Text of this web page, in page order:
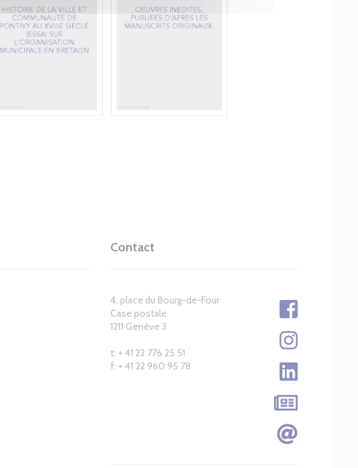
Contact
4, place du Bourg-de-Four
Case postale
1211 Genève 3
t: + 41 22 776 25 51
f: + 41 22 960 95 78